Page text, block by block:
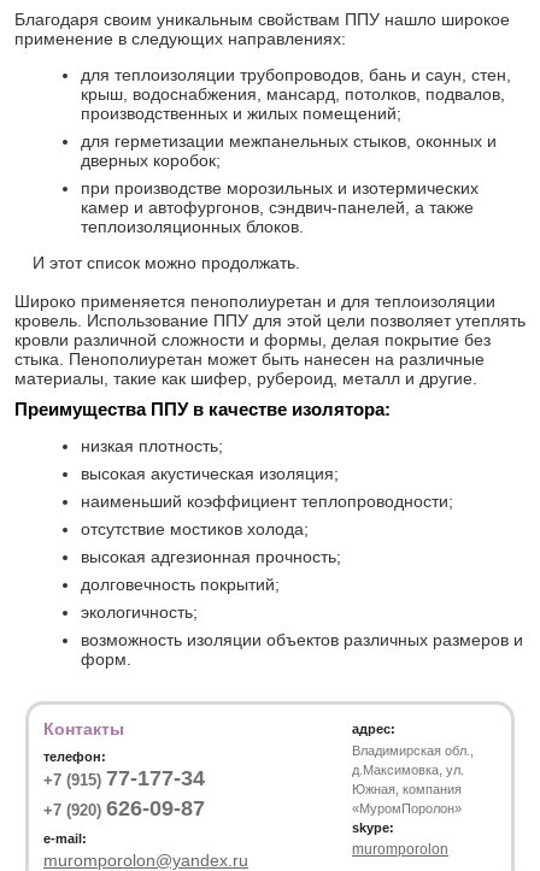
Благодаря своим уникальным свойствам ППУ нашло широкое
применение в следующих направлениях:
для теплоизоляции трубопроводов, бань и саун, стен,
крыш, водоснабжения, мансард, потолков, подвалов,
производственных и жилых помещений;
для герметизации межпанельных стыков, оконных и
дверных коробок;
при производстве морозильных и изотермических
камер и автофургонов, сэндвич-панелей, а также
теплоизоляционных блоков.
И этот список можно продолжать.
Широко применяется пенополиуретан и для теплоизоляции
кровель. Использование ППУ для этой цели позволяет утеплять
кровли различной сложности и формы, делая покрытие без
стыка. Пенополиуретан может быть нанесен на различные
материалы, такие как шифер, рубероид, металл и другие.
Преимущества ППУ в качестве изолятора:
низкая плотность;
высокая акустическая изоляция;
наименьший коэффициент теплопроводности;
отсутствие мостиков холода;
высокая адгезионная прочность;
долговечность покрытий;
экологичность;
возможность изоляции объектов различных размеров и
форм.
Контакты
телефон:
+7 (915) 77-177-34
+7 (920) 626-09-87
e-mail:
muromporolon@yandex.ru
адрес:
Владимирская обл.,
д.Максимовка, ул.
Южная, компания
«МуромПоролон»
skype:
muromporolon